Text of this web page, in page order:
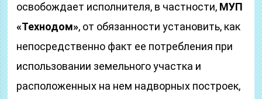
освобождает исполнителя, в частности, МУП
«Технодом», от обязанности установить, как
непосредственно факт ее потребления при
использовании земельного участка и
расположенных на нем надворных построек,